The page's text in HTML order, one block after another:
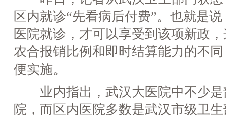
区内就诊“先看病后付费”。也就是
医院就诊，才可以享受到该项新政
农合报销比例和即时结算能力的不
便实施。
业内指出，武汉大医院中不少是
院，而区内医院多数是武汉市级卫